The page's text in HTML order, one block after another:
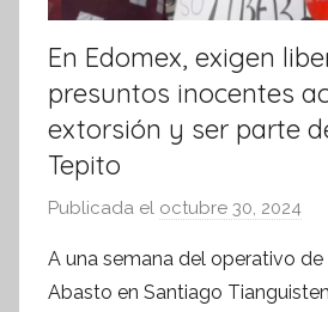
En Edomex, exigen
presuntos inocentes
extorsión y ser parte
Tepito
Publicada el octubre 30, 2024
r
S
A una semana del operativo de
Abasto en Santiago